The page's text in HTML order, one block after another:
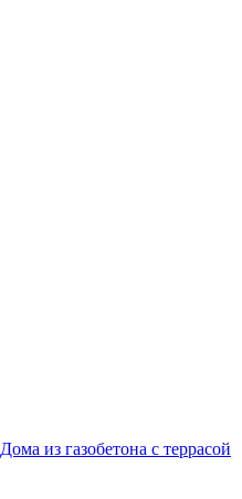
Дома из газобетона с террасой